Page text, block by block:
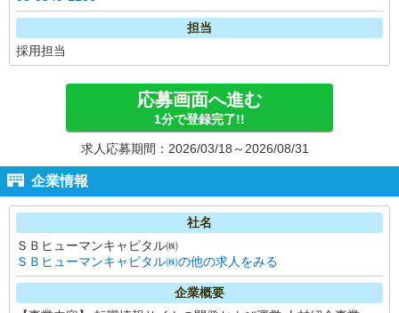
担当
採用担当
応募画面へ進む
1分で登録完了!!
求人応募期間：2026/03/18～2026/08/31
企業情報
社名
ＳＢヒューマンキャピタル㈱
ＳＢヒューマンキャピタル㈱の他の求人をみる
企業概要